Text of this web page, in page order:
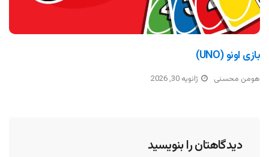
بازی اونو (UNO)
هومن محسنی ژانویه 30, 2026
دیدگاهتان را بنویسید